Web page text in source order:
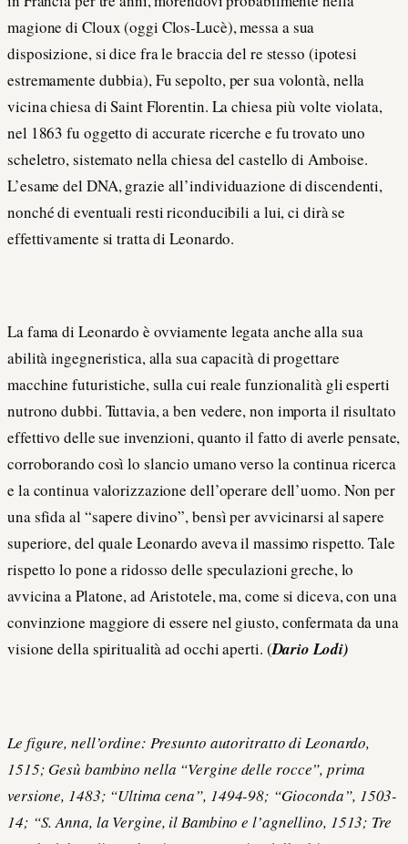
magione di Cloux (oggi Clos-Lucè), messa a sua
disposizione, si dice fra le braccia del re stesso (ipotesi
estremamente dubbia), Fu sepolto, per sua volontà, nella
vicina chiesa di Saint Florentin. La chiesa più volte violata,
nel 1863 fu oggetto di accurate ricerche e fu trovato uno
scheletro, sistemato nella chiesa del castello di Amboise.
L’esame del DNA, grazie all’individuazione di discendenti,
nonché di eventuali resti riconducibili a lui, ci dirà se
effettivamente si tratta di Leonardo.
La fama di Leonardo è ovviamente legata anche alla sua
abilità ingegneristica, alla sua capacità di progettare
macchine futuristiche, sulla cui reale funzionalità gli esperti
nutrono dubbi. Tuttavia, a ben vedere, non importa il risultato
effettivo delle sue invenzioni, quanto il fatto di averle pensate,
corroborando così lo slancio umano verso la continua ricerca
e la continua valorizzazione dell’operare dell’uomo. Non per
una sfida al “sapere divino”, bensì per avvicinarsi al sapere
superiore, del quale Leonardo aveva il massimo rispetto. Tale
rispetto lo pone a ridosso delle speculazioni greche, lo
avvicina a Platone, ad Aristotele, ma, come si diceva, con una
convinzione maggiore di essere nel giusto, confermata da una
visione della spiritualità ad occhi aperti. (Dario Lodi)
Le figure, nell’ordine: Presunto autoritratto di Leonardo,
1515; Gesù bambino nella “Vergine delle rocce”, prima
versione, 1483; “Ultima cena”, 1494-98; “Gioconda”, 1503-
14; “S. Anna, la Vergine, il Bambino e l’agnellino, 1513; Tre